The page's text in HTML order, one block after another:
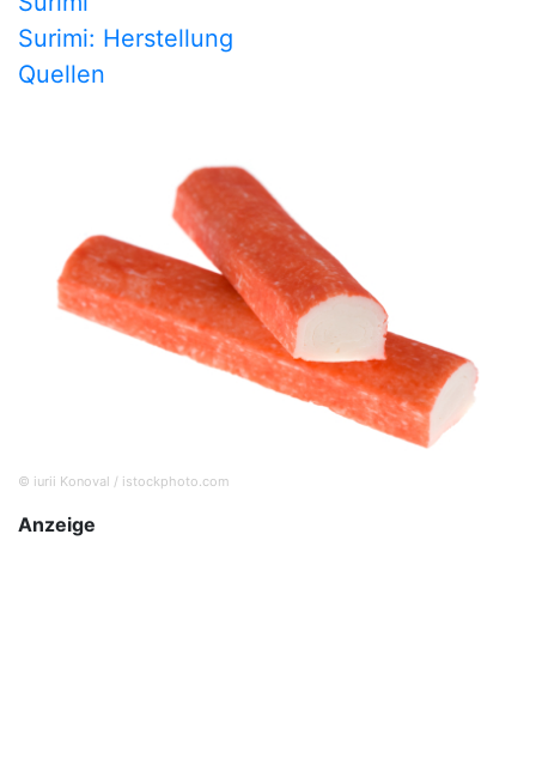
Surimi: Herstellung
Quellen
© iurii Konoval / istockphoto.com
Anzeige